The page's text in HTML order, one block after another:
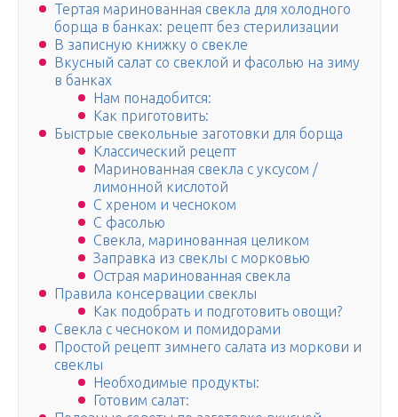
Тертая маринованная свекла для холодного
борща в банках: рецепт без стерилизации
В записную книжку о свекле
Вкусный салат со свеклой и фасолью на зиму
в банках
Нам понадобится:
Как приготовить:
Быстрые свекольные заготовки для борща
Классический рецепт
Маринованная свекла с уксусом /
лимонной кислотой
С хреном и чесноком
С фасолью
Свекла, маринованная целиком
Заправка из свеклы с морковью
Острая маринованная свекла
Правила консервации свеклы
Как подобрать и подготовить овощи?
Свекла с чесноком и помидорами
Простой рецепт зимнего салата из моркови и
свеклы
Необходимые продукты:
Готовим салат: